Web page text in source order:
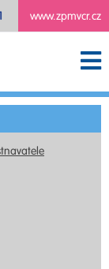
www.zpmvcr.cz